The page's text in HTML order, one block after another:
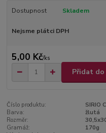
Dostupnost Skladem
Nejsme plátci DPH
5,00 Kč/ks
Přidat do
Číslo produktu:
SIRIO
Barva:
žlutá
Rozměr:
Gramáž:
170g